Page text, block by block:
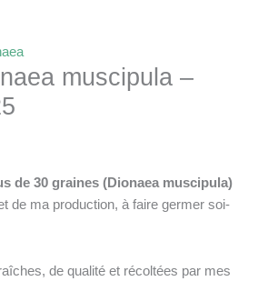
muscipula –
de 30 graines (Dionaea muscipula)
de ma production, à faire germer soi-
de qualité et récoltées par mes